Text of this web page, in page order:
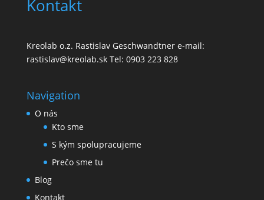
Kontakt
Kreolab o.z. Rastislav Geschwandtner e-mail:
rastislav@kreolab.sk Tel: 0903 223 828
Navigation
O nás
Kto sme
S kým spolupracujeme
Prečo sme tu
Blog
Kontakt